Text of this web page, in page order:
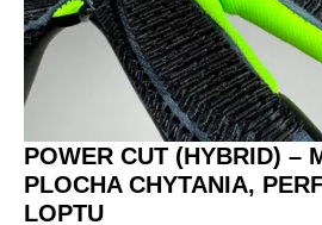
POWER CUT (HYBRID) –
PLOCHA CHYTANIA,
LOPTU